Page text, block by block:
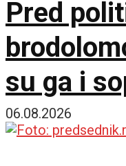
Pred
su ga i
saborci
06.08.2026